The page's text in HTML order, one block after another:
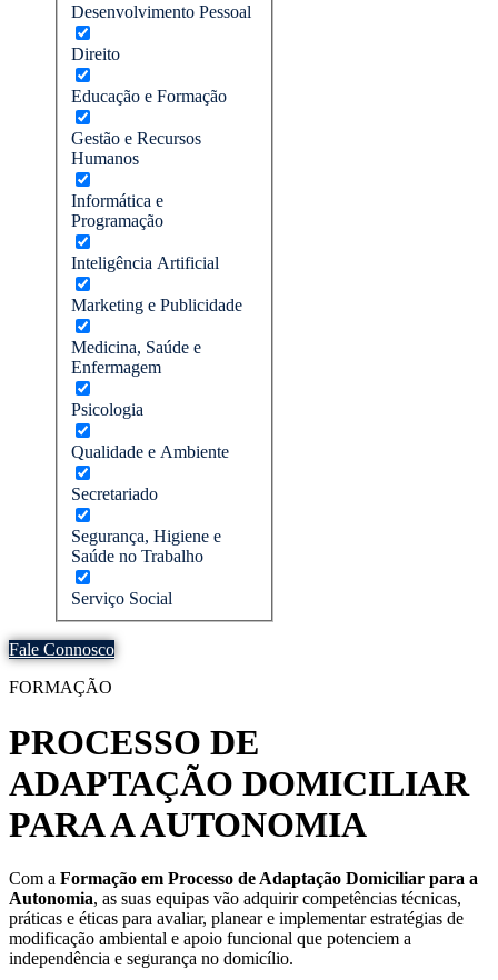
Desenvolvimento Pessoal
Direito
Educação e Formação
Gestão e Recursos
Humanos
Informática e
Programação
Inteligência Artificial
Marketing e Publicidade
Medicina, Saúde e
Enfermagem
Psicologia
Qualidade e Ambiente
Secretariado
Segurança, Higiene e
Saúde no Trabalho
Serviço Social
Fale Connosco
FORMAÇÃO
PROCESSO DE
ADAPTAÇÃO DOMICILIAR
PARA A AUTONOMIA
Com a Formação em Processo de Adaptação Domiciliar para a
Autonomia, as suas equipas vão adquirir competências técnicas,
práticas e éticas para avaliar, planear e implementar estratégias de
modificação ambiental e apoio funcional que potenciem a
independência e segurança no domicílio.